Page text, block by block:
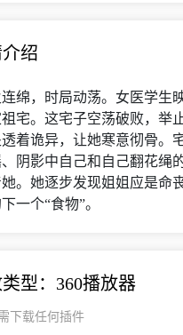
绍
绵，时局动荡。女医学生
宅。这宅子空荡破败，举
着诡异，让她寒意彻骨。
阴影中自己和自己翻花绳
。她逐步发现姐姐应是命
一个“食物”。
型：360播放器
下载任何插件